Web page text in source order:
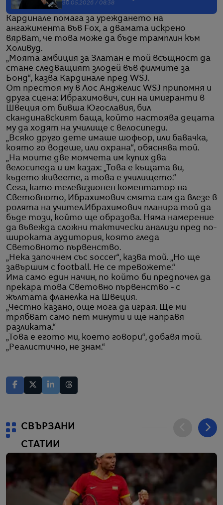
30.05.2026 / 08:38
Кардинале помага за уреждането на
ангажимента във Fox, а двамата искрено
вярват, че това може да бъде трамплин към
Холивуд.
„Моята амбиция за Златан е той всъщност да
стане следващият злодей във филмите за
Бонд“, казва Кардинале пред WSJ.
От престоя му в Лос Анджелис WSJ припомня и
друга сцена: Ибрахимович, син на имигранти в
Швеция от бивша Югославия, бил
скандинавският баща, който настоява децата
му да ходят на училище с велосипеди.
„Всяко друго дете имаше шофьор, или бавачка,
която го водеше, или охрана“, обяснява той.
„На моите две момчета им купих два
велосипеда и им казах: „Това е къщата ви,
където живеете, а това е училището.“
Сега, като телевизионен коментатор на
Световното, Ибрахимович смята сам да влезе в
ролята на учител.Ибрахимович планира той да
бъде този, който ще образова. Няма намерение
да въвежда сложни тактически анализи пред по-
широката аудитория, която гледа
Световното първенство.
„Нека започнем със soccer“, казва той. „Но ще
завършим с football. Не се тревожете.“
Има само един начин, по който би предпочел да
прекара това Световно първенство - с
жълтата фланелка на Швеция.
„Честно казано, още мога да играя. Ще ми
трябват само пет минути и ще направя
разликата.“
„Това е егото ми, което говори“, добавя той.
„Реалистично, не знам.“
СВЪРЗАНИ
СТАТИИ